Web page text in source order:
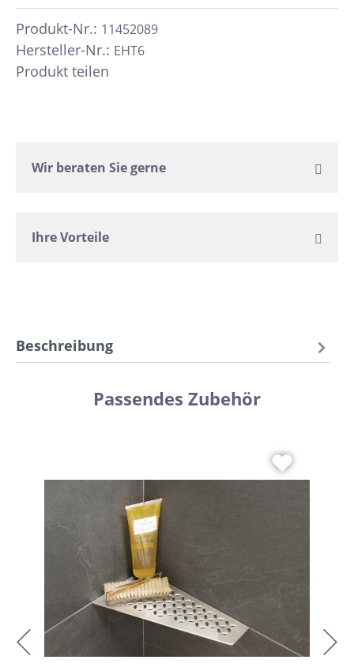
Hersteller-Nr.: EHT6
Produkt-Nr.: 11452089
Produkt teilen
Wir beraten Sie gerne
Ihre Vorteile
Beschreibung
Passendes Zubehör